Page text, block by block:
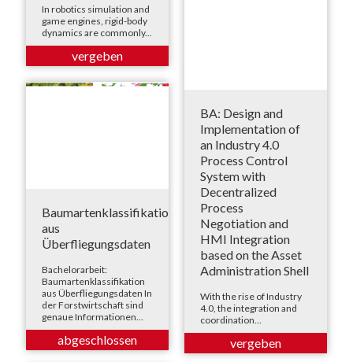
In robotics simulation and
game engines, rigid-body
dynamics are commonly...
BA: Design and
Implementation of
an Industry 4.0
Process Control
System with
Decentralized
Process
Negotiation and
HMI Integration
based on the Asset
Administration Shell
With the rise of Industry
4.0, the integration and
coordination...
Baumartenklassifikation
aus
Überfliegungsdaten
Bachelorarbeit:
Baumartenklassifikation
aus Überfliegungsdaten In
der Forstwirtschaft sind
genaue Informationen...